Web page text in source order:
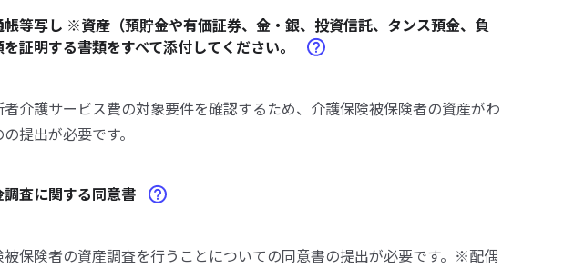
等写し ※資産（預貯金や有価証券、金・銀、投資信託、タンス預金、負
証明する書類をすべて添付してください。
者介護サービス費の対象要件を確認するため、介護保険被保険者の資産がわ
提出が必要です。
査に関する同意書
被保険者の資産調査を行うことについての同意書の提出が必要です。※配偶